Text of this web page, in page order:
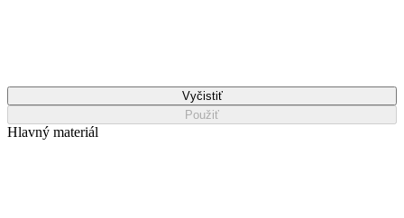
Vyčistiť
Použiť
Hlavný materiál